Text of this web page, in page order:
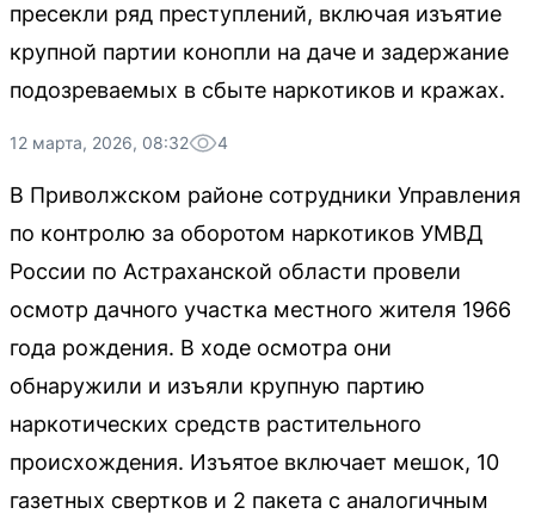
пресекли ряд преступлений, включая изъятие
крупной партии конопли на даче и задержание
подозреваемых в сбыте наркотиков и кражах.
12 марта, 2026, 08:32 4
В Приволжском районе сотрудники Управления
по контролю за оборотом наркотиков УМВД
России по Астраханской области провели
осмотр дачного участка местного жителя 1966
года рождения. В ходе осмотра они
обнаружили и изъяли крупную партию
наркотических средств растительного
происхождения. Изъятое включает мешок, 10
газетных свертков и 2 пакета с аналогичным